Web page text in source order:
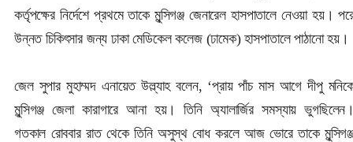
কর্তৃপক্ষের নির্দেশে প্রথমে তাকে মুন্সিগঞ্জ জেনারেল হাসপাতালে নেওয়া হয়।
উন্নত চিকিৎসার জন্য ঢাকা মেডিকেল কলেজ (ঢামেক) হাসপাতালে পাঠানো হয়।
জেল সুপার মুহাম্মদ এনায়েত উল্ল্যাহ বলেন, ‘প্রায় পাঁচ মাস আগে দীপু
মুন্সিগঞ্জ জেলা কারাগারে আনা হয়। তিনি অ্যালার্জির সমস্যায়
গতকাল রোববার রাত থেকে তিনি অসুস্থ বোধ করলে আজ ভোরে তাকে